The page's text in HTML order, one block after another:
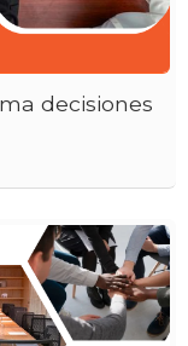
decisiones